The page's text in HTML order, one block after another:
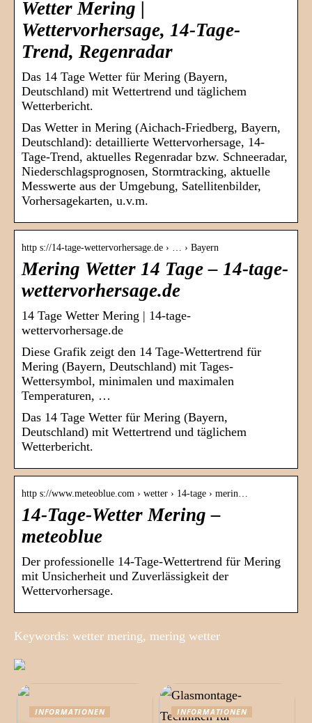
Wetter Mering |
Wettervorhersage, 14-Tage-
Trend, Regenradar
Das 14 Tage Wetter für Mering (Bayern,
Deutschland) mit Wettertrend und täglichem
Wetterbericht.
Das Wetter in Mering (Aichach-Friedberg, Bayern,
Deutschland): detaillierte Wettervorhersage, 14-
Tage-Trend, aktuelles Regenradar bzw. Schneeradar,
Niederschlagsprognosen, Stormtracking, aktuelle
Messwerte aus der Umgebung, Satellitenbilder,
Vorhersagekarten, u.v.m.
http s://14-tage-wettervorhersage.de › … › Bayern
Mering Wetter 14 Tage – 14-tage-
wettervorhersage.de
14 Tage Wetter Mering | 14-tage-
wettervorhersage.de
Diese Grafik zeigt den 14 Tage-Wettertrend für
Mering (Bayern, Deutschland) mit Tages-
Wettersymbol, minimalen und maximalen
Temperaturen, …
Das 14 Tage Wetter für Mering (Bayern,
Deutschland) mit Wettertrend und täglichem
Wetterbericht.
http s://www.meteoblue.com › wetter › 14-tage › merin…
14-Tage-Wetter Mering –
meteoblue
Der professionelle 14-Tage-Wettertrend für Mering
mit Unsicherheit und Zuverlässigkeit der
Wettervorhersage.
Keywords: wetter mering, mering wetter
INFORMATIONEN INFORMATIONEN